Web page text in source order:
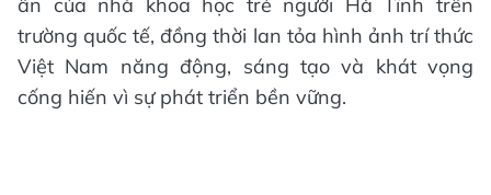
trường quốc tế, đồng thời lan tỏa hình ảnh trí thức
Việt Nam năng động, sáng tạo và khát vọng
cống hiến vì sự phát triển bền vững.